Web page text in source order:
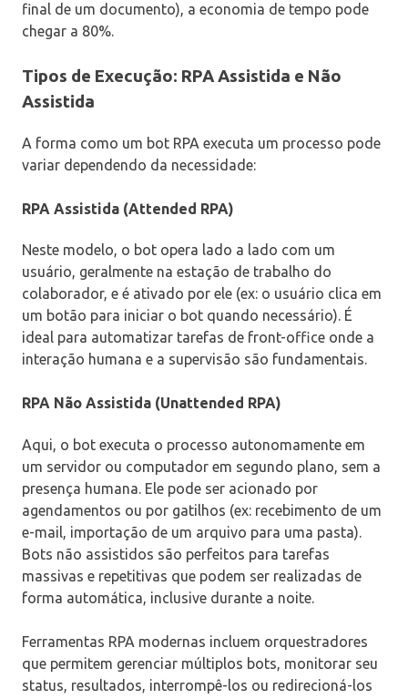
final de um documento), a economia de tempo pode
chegar a 80%.
Tipos de Execução: RPA Assistida e Não
Assistida
A forma como um bot RPA executa um processo pode
variar dependendo da necessidade:
RPA Assistida (Attended RPA)
Neste modelo, o bot opera lado a lado com um
usuário, geralmente na estação de trabalho do
colaborador, e é ativado por ele (ex: o usuário clica em
um botão para iniciar o bot quando necessário). É
ideal para automatizar tarefas de front-office onde a
interação humana e a supervisão são fundamentais.
RPA Não Assistida (Unattended RPA)
Aqui, o bot executa o processo autonomamente em
um servidor ou computador em segundo plano, sem a
presença humana. Ele pode ser acionado por
agendamentos ou por gatilhos (ex: recebimento de um
e-mail, importação de um arquivo para uma pasta).
Bots não assistidos são perfeitos para tarefas
massivas e repetitivas que podem ser realizadas de
forma automática, inclusive durante a noite.
Ferramentas RPA modernas incluem orquestradores
que permitem gerenciar múltiplos bots, monitorar seu
status, resultados, interrompê-los ou redirecioná-los